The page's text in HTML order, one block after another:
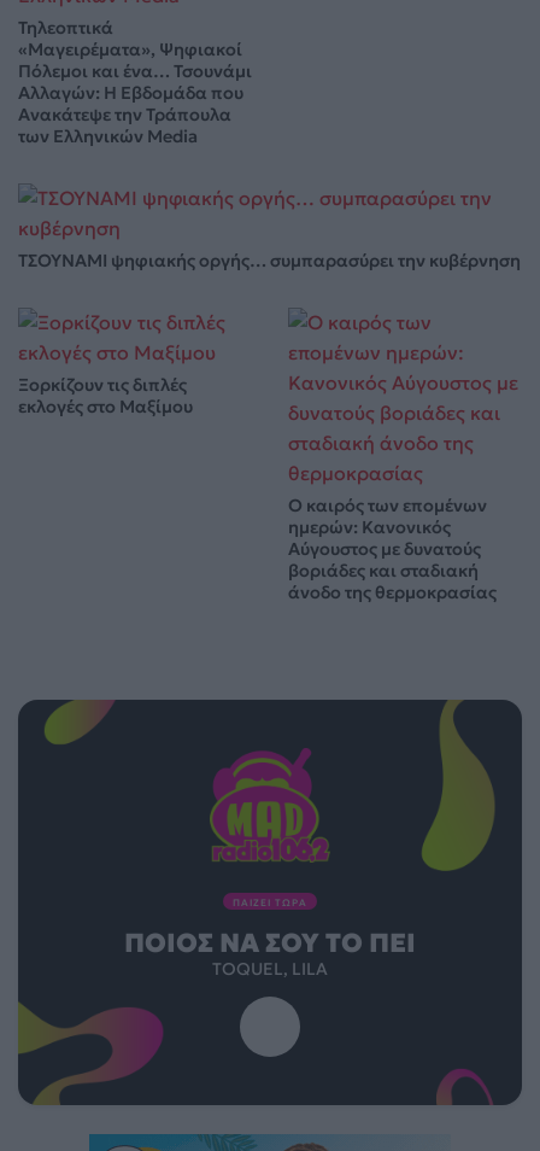
Τηλεοπτικά
«Μαγειρέματα», Ψηφιακοί
Πόλεμοι και ένα… Τσουνάμι
Αλλαγών: Η Εβδομάδα που
Ανακάτεψε την Τράπουλα
των Ελληνικών Media
ΤΣΟΥΝΑΜΙ ψηφιακής οργής… συμπαρασύρει την κυβέρνηση
Ξορκίζουν τις διπλές
εκλογές στο Μαξίμου
Ο καιρός των επομένων
ημερών: Κανονικός
Αύγουστος με δυνατούς
βοριάδες και σταδιακή
άνοδο της θερμοκρασίας
ΠΑΙΖΕΙ ΤΩΡΑ
ΠΟΙΌΣ ΝΑ ΣΟΥ ΤΟ ΠΕΙ
TOQUEL, LILA